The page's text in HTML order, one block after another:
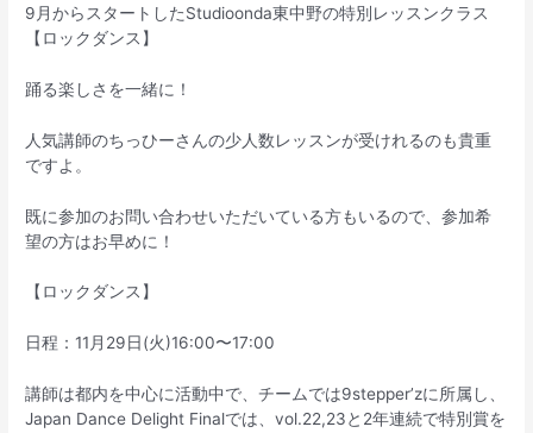
9月からスタートしたStudioonda東中野の特別レッスンクラス
【ロックダンス】
踊る楽しさを一緒に！
人気講師のちっひーさんの少人数レッスンが受けれるのも貴重
ですよ。
既に参加のお問い合わせいただいている方もいるので、参加希
望の方はお早めに！
【ロックダンス】
日程：11月29日(火)16:00〜17:00
講師は都内を中心に活動中で、チームでは9stepper’zに所属し、
Japan Dance Delight Finalでは、vol.22,23と2年連続で特別賞を